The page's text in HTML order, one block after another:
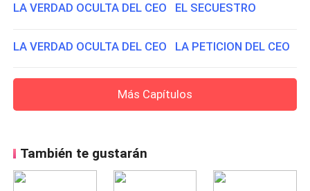
LA VERDAD OCULTA DEL CEO EL SECUESTRO
LA VERDAD OCULTA DEL CEO LA PETICION DEL CEO
Más Capítulos
También te gustarán